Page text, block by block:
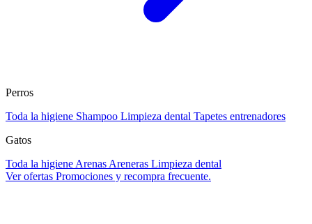
Perros
Toda la higiene Shampoo Limpieza dental Tapetes entrenadores
Gatos
Toda la higiene Arenas Areneras Limpieza dental
Ver ofertas Promociones y recompra frecuente.